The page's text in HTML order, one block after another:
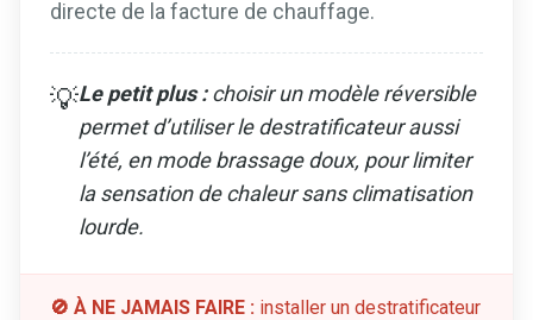
directe de la facture de chauffage.
💡Le petit plus :choisir un modèle réversible
permet d’utiliser le destratificateur aussi
l’été, en mode brassage doux, pour limiter
la sensation de chaleur sans climatisation
lourde.
🚫 À NE JAMAIS FAIRE : installer un destratificateur